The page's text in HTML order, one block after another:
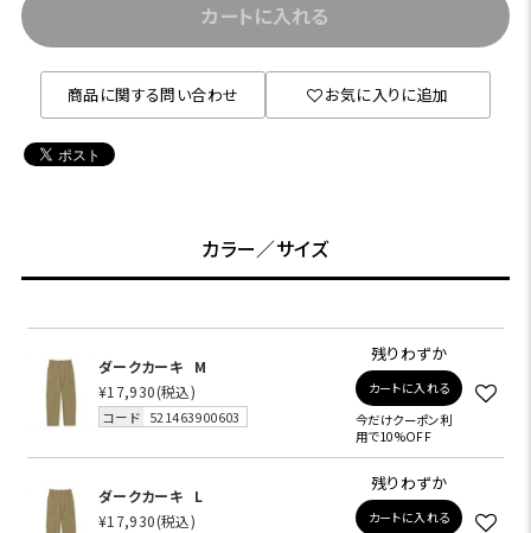
カートに入れる
商品に関する問い合わせ お気に入りに追加
カラー／サイズ
ダークカーキ
M
¥17,930(税込)
コード 521463900603
残りわずか
カートに入れる
今だけクーポン利
用で10%OFF
ダークカーキ
L
¥17,930(税込)
残りわずか
カートに入れる